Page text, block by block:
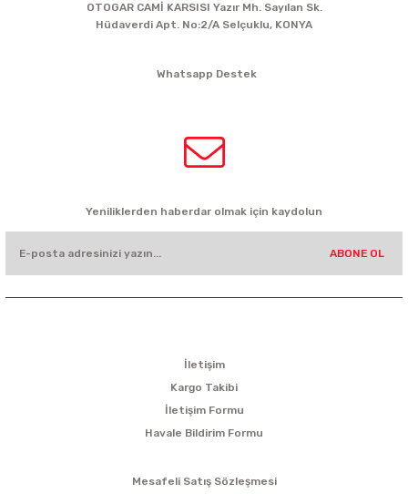
OTOGAR CAMİ KARSISI Yazır Mh. Sayılan Sk.
Hüdaverdi Apt. No:2/A Selçuklu, KONYA
Whatsapp Destek
Yeniliklerden haberdar olmak için kaydolun
ABONE OL
İletişim
Kargo Takibi
İletişim Formu
Havale Bildirim Formu
Mesafeli Satış Sözleşmesi